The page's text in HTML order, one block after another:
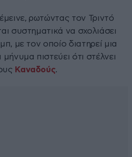
ρωτώντας τον Τριντό
συστηματικά να σχολιάσει
με τον οποίο διατηρεί μια
πιστεύει ότι στέλνει
Καναδούς.